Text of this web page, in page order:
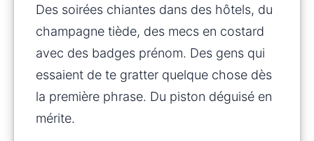
Des soirées chiantes dans des hôtels, du
champagne tiède, des mecs en costard
avec des badges prénom. Des gens qui
essaient de te gratter quelque chose dès
la première phrase. Du piston déguisé en
mérite.